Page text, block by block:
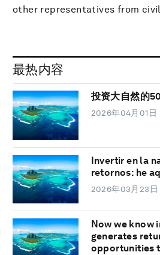
other representatives from
最热内容
投资大自然的
2026年04月01日
Invertir en la
retornos: he
2026年03月23日
Now we know
generates
opportunities